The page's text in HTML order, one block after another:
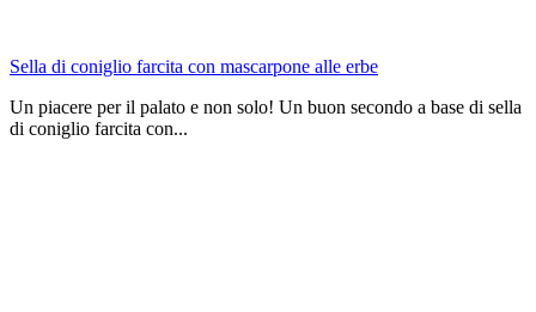
Sella di coniglio farcita con mascarpone alle erbe
Un piacere per il palato e non solo! Un buon secondo a base di sella
di coniglio farcita con...